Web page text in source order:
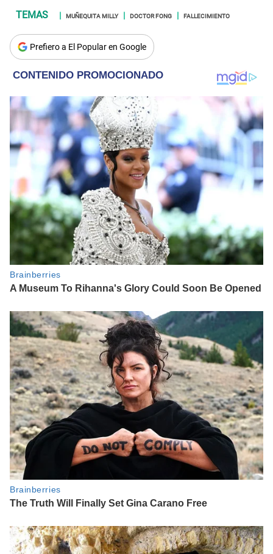
MUÑEQUITA MILLY DOCTOR FONG FALLECIMIENTO
Prefiero a El Popular en Google